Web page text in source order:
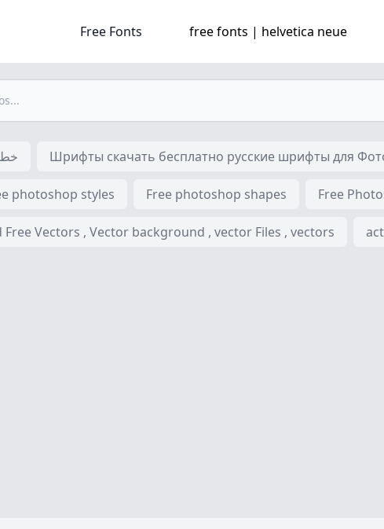
Free Fonts free fonts | helvetica neue
Шрифты скачать бесплатно русские шрифты для
photoshop styles Free photoshop shapes Free
Free Vectors , Vector background , vector Files , vectors